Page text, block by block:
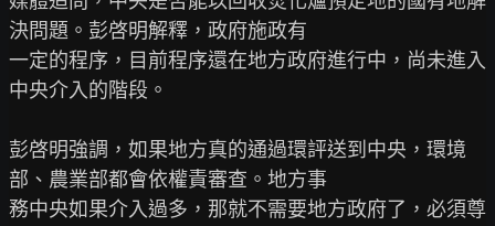
決問題。彭啓明解釋，政府施政有
一定的程序，目前程序還在地方政府進行中，尚未進入
中央介入的階段。
彭啓明強調，如果地方真的通過環評送到中央，環境
部、農業部都會依權責審查。地方事
務中央如果介入過多，那就不需要地方政府了，必須尊